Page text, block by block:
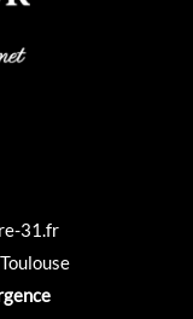
31.fr